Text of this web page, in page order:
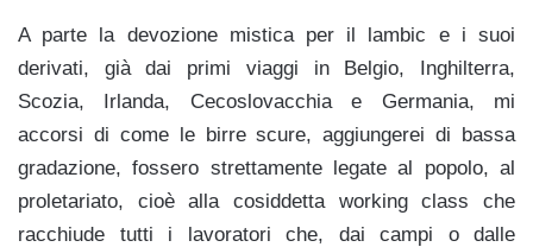
A parte la devozione mistica per il lambic e i suoi
derivati, già dai primi viaggi in Belgio, Inghilterra,
Scozia, Irlanda, Cecoslovacchia e Germania, mi
accorsi di come le birre scure, aggiungerei di bassa
gradazione, fossero strettamente legate al popolo, al
proletariato, cioè alla cosiddetta working class che
racchiude tutti i lavoratori che, dai campi o dalle